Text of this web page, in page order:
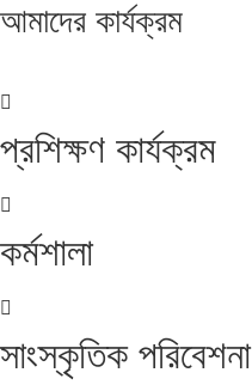
আমাদের কার্যক্রম
প্রশিক্ষণ কার্যক্রম
কর্মশালা
সাংস্কৃতিক পরিবেশনা